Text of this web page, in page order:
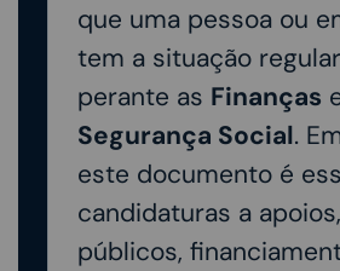
que uma pessoa ou
tem a situação
perante as Finanças
Segurança Social.
este documento é
candidaturas a
públicos,